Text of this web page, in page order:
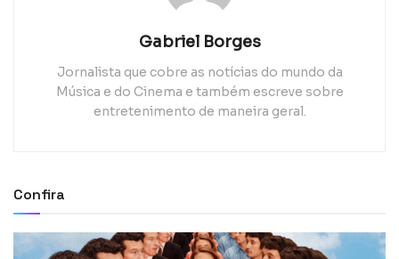
Gabriel Borges
Jornalista que cobre as notícias do mundo da
Música e do Cinema e também escreve sobre
entretenimento de maneira geral.
Confira